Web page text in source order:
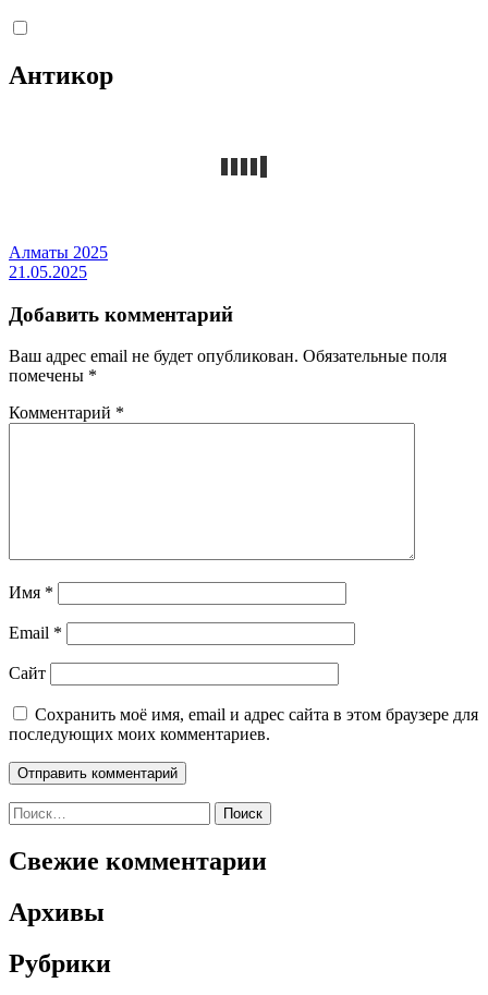
Антикор
Алматы 2025
21.05.2025
Добавить комментарий
Ваш адрес email не будет опубликован. Обязательные поля
помечены *
Комментарий *
Имя *
Email *
Сайт
Сохранить моё имя, email и адрес сайта в этом браузере для
последующих моих комментариев.
Найти:
Свежие комментарии
Архивы
Рубрики